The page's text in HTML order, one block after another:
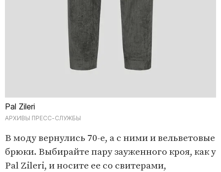
Pal Zileri
АРХИВЫ ПРЕСС-СЛУЖБЫ
В моду вернулись 70-е, а с ними и вельветовые
брюки. Выбирайте пару зауженного кроя, как у
Pal Zileri, и носите ее со свитерами,